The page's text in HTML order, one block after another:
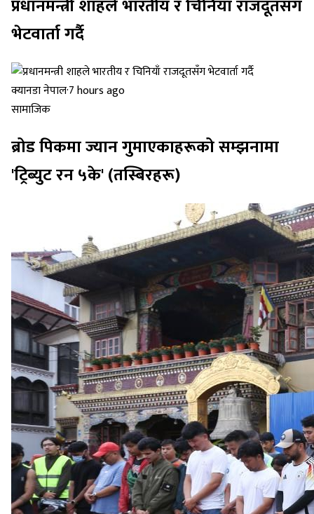
प्रधानमन्त्री शाहले भारतीय र चिनियाँ राजदूतसँग
भेटवार्ता गर्दै
क्यानडा नेपाल·7 hours ago
सामाजिक
ब्रोड पिकमा ज्यान गुमाएकाहरूको सम्झनामा
'ट्रिब्युट रन ५के' (तस्बिरहरू)